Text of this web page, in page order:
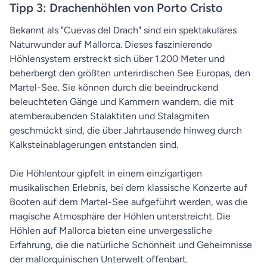
Tipp 3: Drachenhöhlen von Porto Cristo
Bekannt als "Cuevas del Drach" sind ein spektakuläres
Naturwunder auf Mallorca. Dieses faszinierende
Höhlensystem erstreckt sich über 1.200 Meter und
beherbergt den größten unterirdischen See Europas, den
Martel-See. Sie können durch die beeindruckend
beleuchteten Gänge und Kammern wandern, die mit
atemberaubenden Stalaktiten und Stalagmiten
geschmückt sind, die über Jahrtausende hinweg durch
Kalksteinablagerungen entstanden sind.
Die Höhlentour gipfelt in einem einzigartigen
musikalischen Erlebnis, bei dem klassische Konzerte auf
Booten auf dem Martel-See aufgeführt werden, was die
magische Atmosphäre der Höhlen unterstreicht. Die
Höhlen auf Mallorca bieten eine unvergessliche
Erfahrung, die die natürliche Schönheit und Geheimnisse
der mallorquinischen Unterwelt offenbart.